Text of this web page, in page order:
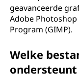
geavanceerde
Adobe
Program (GIMP).
Welke